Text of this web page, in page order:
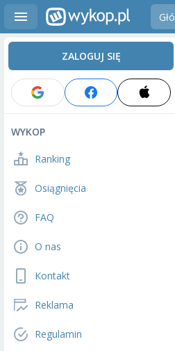
ZALOGUJ SIĘ
WYKOP
Ranking
Osiągnięcia
FAQ
O nas
Kontakt
Reklama
Regulamin